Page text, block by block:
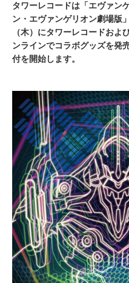
タワーレコードは「エヴァン
ン・エヴァンゲリオン劇場版
（木）にタワーレコードお
ンラインでコラボグッズを発
付を開始します。